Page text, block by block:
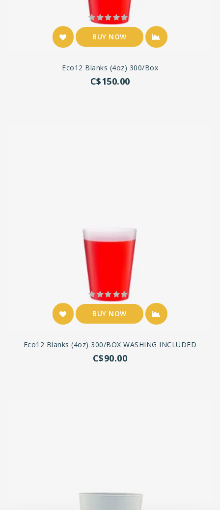
BUY NOW
Eco12 Blanks (4oz) 300/box
C$150.00
BUY NOW
Eco12 Blanks (4oz) 300/BOX WASHING INCLUDED
C$90.00